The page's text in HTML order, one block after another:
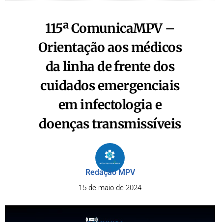
115ª ComunicaMPV –
Orientação aos médicos
da linha de frente dos
cuidados emergenciais
em infectologia e
doenças transmissíveis​
Redação MPV
15 de maio de 2024